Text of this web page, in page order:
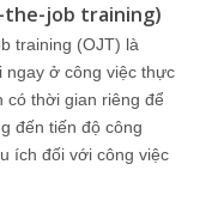
the-job training)
training (OJT) là
ngay ở công việc thực
có thời gian riêng để
đến tiến độ công
ích đối với công việc